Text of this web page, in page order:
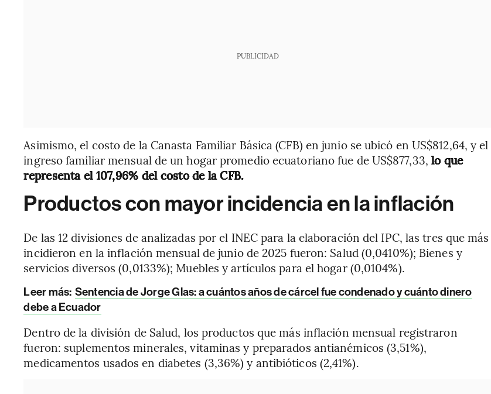
PUBLICIDAD
Asimismo, el costo de la Canasta Familiar Básica (CFB) en junio se ubicó en US$812,64, y el
ingreso familiar mensual de un hogar promedio ecuatoriano fue de US$877,33, lo que
representa el 107,96% del costo de la CFB.
Productos con mayor incidencia en la inflación
De las 12 divisiones de analizadas por el INEC para la elaboración del IPC, las tres que más
incidieron en la inflación mensual de junio de 2025 fueron: Salud (0,0410%); Bienes y
servicios diversos (0,0133%); Muebles y artículos para el hogar (0,0104%).
Leer más: Sentencia de Jorge Glas: a cuántos años de cárcel fue condenado y cuánto dinero
debe a Ecuador
Dentro de la división de Salud, los productos que más inflación mensual registraron
fueron: suplementos minerales, vitaminas y preparados antianémicos (3,51%),
medicamentos usados en diabetes (3,36%) y antibióticos (2,41%).